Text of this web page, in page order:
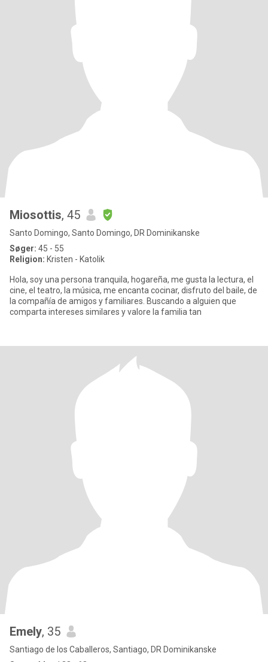
Miosottis, 45
Santo Domingo, Santo Domingo, DR Dominikanske
Søger: 45 - 55
Religion: Kristen - Katolik
Hola, soy una persona tranquila, hogareña, me gusta la lectura, el
cine, el teatro, la música, me encanta cocinar, disfruto del baile, de
la compañía de amigos y familiares. Buscando a alguien que
comparta intereses similares y valore la familia tan
Emely, 35
Santiago de los Caballeros, Santiago, DR Dominikanske